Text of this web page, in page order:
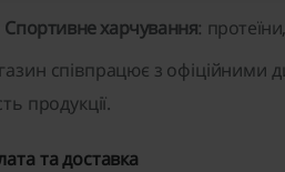
Спортивне харчування:
співпрацює з офіційними
продукції.
та доставка